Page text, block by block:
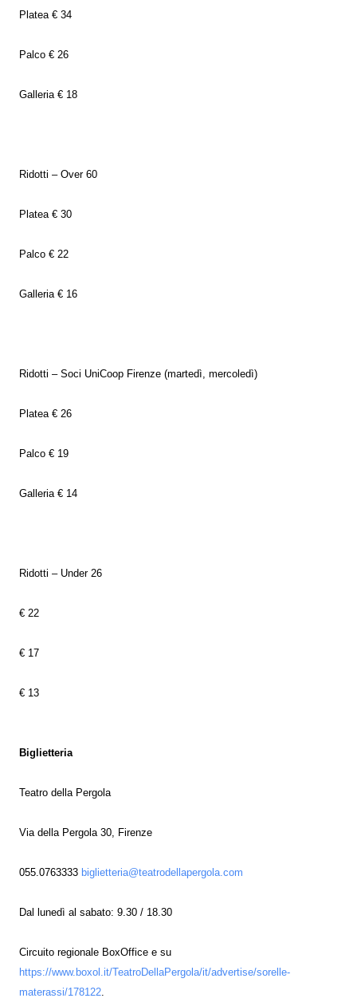
Platea € 34
Palco € 26
Galleria € 18
Ridotti – Over 60
Platea € 30
Palco € 22
Galleria € 16
Ridotti – Soci UniCoop Firenze (martedì, mercoledì)
Platea € 26
Palco € 19
Galleria € 14
Ridotti – Under 26
€ 22
€ 17
€ 13
Biglietteria
Teatro della Pergola
Via della Pergola 30, Firenze
055.0763333 biglietteria@teatrodellapergola.com
Dal lunedì al sabato: 9.30 / 18.30
Circuito regionale BoxOffice e su
https://www.boxol.it/TeatroDellaPergola/it/advertise/sorelle-
materassi/178122